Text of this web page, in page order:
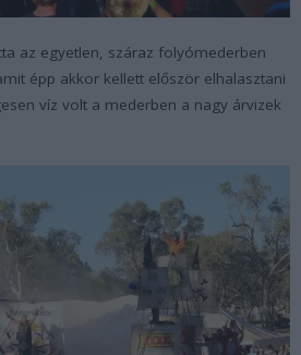
az egyetlen, száraz folyómederben
épp akkor kellett először elhalasztani
víz volt a mederben a nagy árvizek